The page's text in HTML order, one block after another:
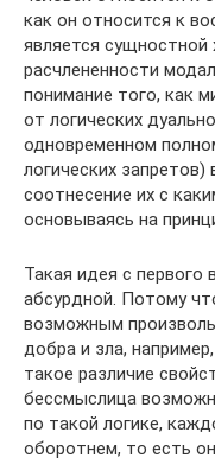
как он относится к
является сущностной
расчлененности
понимание того, как
от логических
одновременном
логических запретов)
соотнесение их с
основываясь на
Такая идея с первого
абсурдной. Потому
возможным
добра и зла,
такое различие
бессмыслица
по такой логике,
оборотнем, то есть